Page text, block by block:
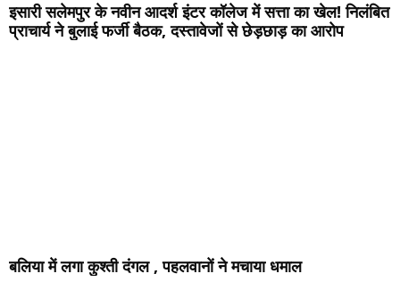
इसारी सलेमपुर के नवीन आदर्श इंटर कॉलेज में सत्ता का खेल! निलंबित
प्राचार्य ने बुलाई फर्जी बैठक, दस्तावेजों से छेड़छाड़ का आरोप
बलिया में लगा कुश्ती दंगल , पहलवानों ने मचाया धमाल